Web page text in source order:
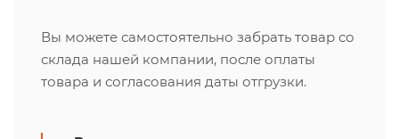
Вы можете самостоятельно забрать товар со
склада нашей компании, после оплаты
товара и согласования даты отгрузки.